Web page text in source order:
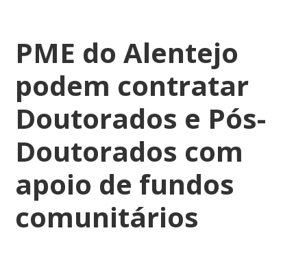
PME do Alentejo
podem contratar
Doutorados e Pós-
Doutorados com
apoio de fundos
comunitários